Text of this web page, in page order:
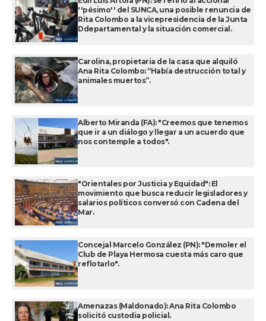
''pésimo'' del SUNCA, una posible renuncia de
Rita Colombo a la vicepresidencia de la Junta
Ddepartamental y la situación comercial.
Carolina, propietaria de la casa que alquiló
Ana Rita Colombo: “Había destrucción total y
animales muertos”.
Alberto Miranda (FA): "Creemos que tenemos
que ir a un diálogo y llegar a un acuerdo que
nos contemple a todos".
"Orientales por Justicia y Equidad": El
movimiento que busca reducir legisladores y
salarios políticos conversó con Cadena del
Mar.
Concejal Marcelo González (PN): "Demoler el
Club de Playa Hermosa cuesta más caro que
reflotarlo".
Amenazas (Maldonado): Ana Rita Colombo
solicitó custodia policial.